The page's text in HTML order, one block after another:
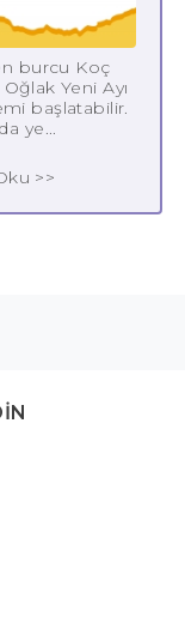
burcu Koç
Yeni Ayı
başlatabilir.
ye...
>>